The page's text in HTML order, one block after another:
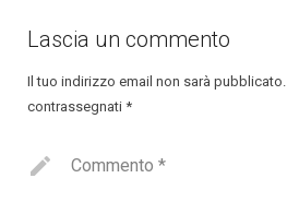
Lascia un commento
Il tuo indirizzo email non sarà pubblicato.
contrassegnati *
Commento *